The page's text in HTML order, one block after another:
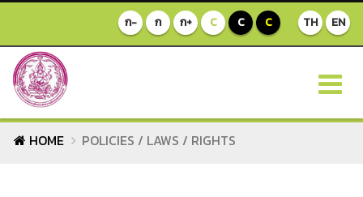
TH EN
ก- ก ก+ C C C
HOME POLICIES / LAWS / RIGHTS